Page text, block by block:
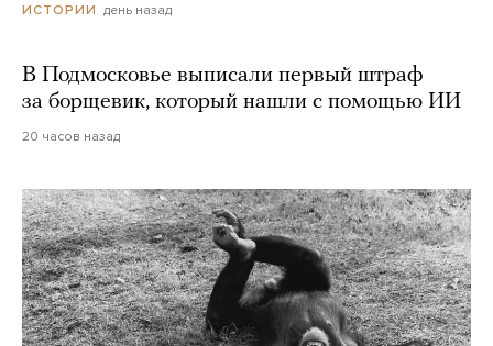
ИСТОРИИ день назад
В Подмосковье выписали первый штраф
за борщевик, который нашли с помощью ИИ
20 часов назад